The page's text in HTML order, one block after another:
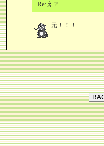
Re:え？
元！！！